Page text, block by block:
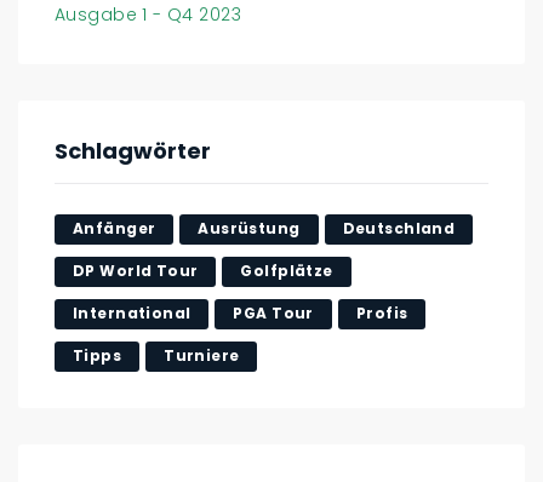
Ausgabe 1 - Q4 2023
Schlagwörter
Anfänger Ausrüstung Deutschland
DP World Tour Golfplätze
International PGA Tour Profis
Tipps Turniere